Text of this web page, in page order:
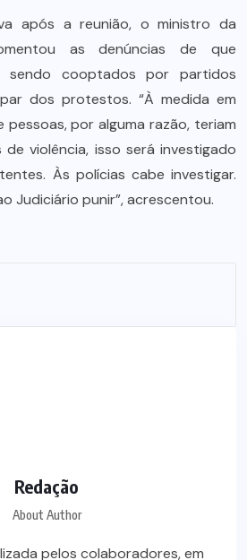
após a reunião, o ministro da
as denúncias de que
sendo cooptados por partidos
dos protestos. “À medida em
pessoas, por alguma razão, teriam
violência, isso será investigado
Às polícias cabe investigar.
Judiciário punir”, acrescentou.
Redação
About Author
pelos colaboradores, em